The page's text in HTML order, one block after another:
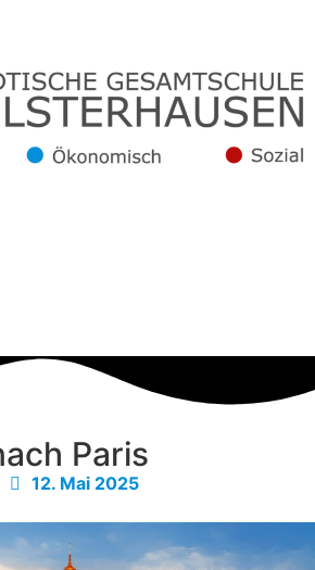
Paris
12. Mai 2025